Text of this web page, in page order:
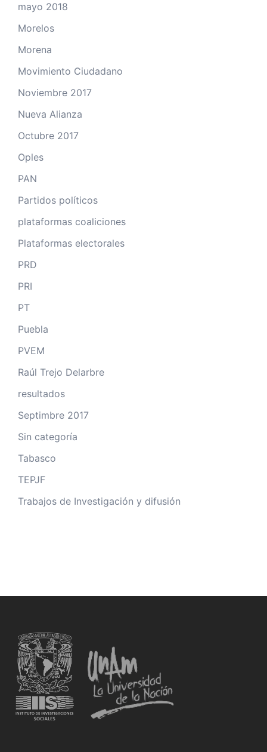
mayo 2018
Morelos
Morena
Movimiento Ciudadano
Noviembre 2017
Nueva Alianza
Octubre 2017
Oples
PAN
Partidos políticos
plataformas coaliciones
Plataformas electorales
PRD
PRI
PT
Puebla
PVEM
Raúl Trejo Delarbre
resultados
Septimbre 2017
Sin categoría
Tabasco
TEPJF
Trabajos de Investigación y difusión